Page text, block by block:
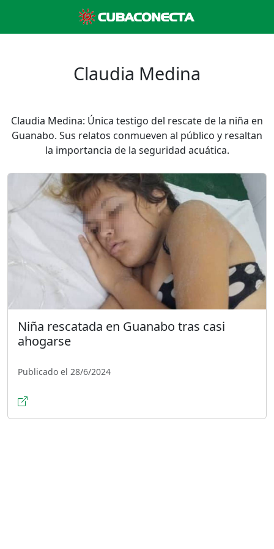
Claudia Medina
Claudia Medina: Única testigo del rescate de la niña en
Guanabo. Sus relatos conmueven al público y resaltan
la importancia de la seguridad acuática.
Niña rescatada en Guanabo tras casi
ahogarse
Publicado el 28/6/2024